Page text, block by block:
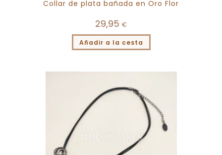
Collar de plata bañada en Oro Flor
29,95 €
Añadir a la cesta